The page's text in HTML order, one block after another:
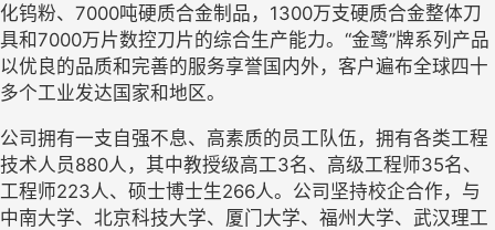
化钨粉、7000吨硬质合金制品，1300万支硬质合金整体刀
具和7000万片数控刀片的综合生产能力。“金鹭”牌系列产品
以优良的品质和完善的服务享誉国内外，客户遍布全球四十
多个工业发达国家和地区。
公司拥有一支自强不息、高素质的员工队伍，拥有各类工程
技术人员880人，其中教授级高工3名、高级工程师35名、
工程师223人、硕士博士生266人。公司坚持校企合作，与
中南大学、北京科技大学、厦门大学、福州大学、武汉理工